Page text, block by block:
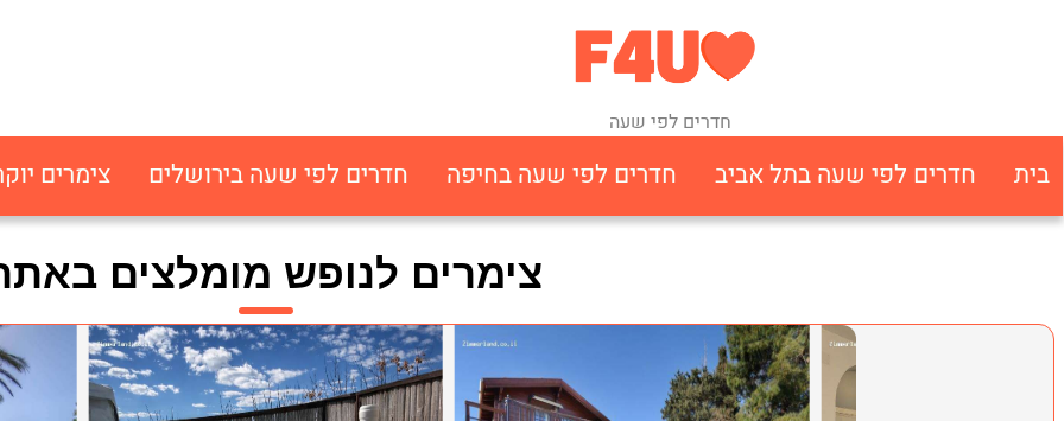
חדרים לפי שעה
בית חדרים לפי שעה בתל אביב חדרים לפי שעה בחיפה חדרים לפי שעה בירושלים צימרים
צימרים לנופש מומלצים